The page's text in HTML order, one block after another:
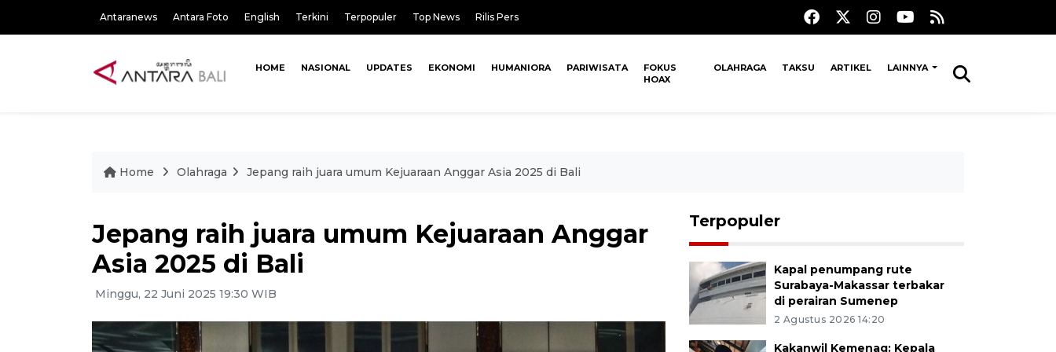
Antaranews Antara Foto English Terkini Terpopuler Top News Rilis Pers
HOME NASIONAL UPDATES EKONOMI HUMANIORA PARIWISATA
FOKUS
HOAX
OLAHRAGA TAKSU ARTIKEL LAINNYA
Home Olahraga Jepang raih juara umum Kejuaraan Anggar Asia 2025 di Bali
Jepang raih juara umum Kejuaraan Anggar
Asia 2025 di Bali
Minggu, 22 Juni 2025 19:30 WIB
Terpopuler
Kapal penumpang rute
Surabaya-Makassar terbakar
di perairan Sumenep
2 Agustus 2026 14:20
Kakanwil Kemenag: Kepala